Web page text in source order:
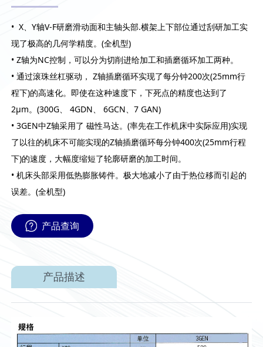
• X、Y轴V-F研磨滑动面和主轴头部.横架上下部位通过刮研加工实
现了极高的几何学精度。(全机型)
• Z轴为NC控制，可以分为切削进给加工和插磨循环加工两种。
• 通过滚珠丝杠驱动， Z轴插磨循环实现了每分钟200次(25mm行
程下)的高速化。即使在这种速度下，下死点的精度也达到了
2μm。(300G、 4GDN、 6GCN、7 GAN)
• 3GEN中Z轴采用了 磁性马达。(率先在工作机床中实际应用)实现
了以往的机床不可能实现的Z轴插磨循环每分钟400次(25mm行程
下)的速度，大幅度缩短了轮廓研磨的加工时间。
• 机床头部采用低热膨胀铸件。极大地减小了由于热位移而引起的
误差。(全机型)
产品查询
产品描述